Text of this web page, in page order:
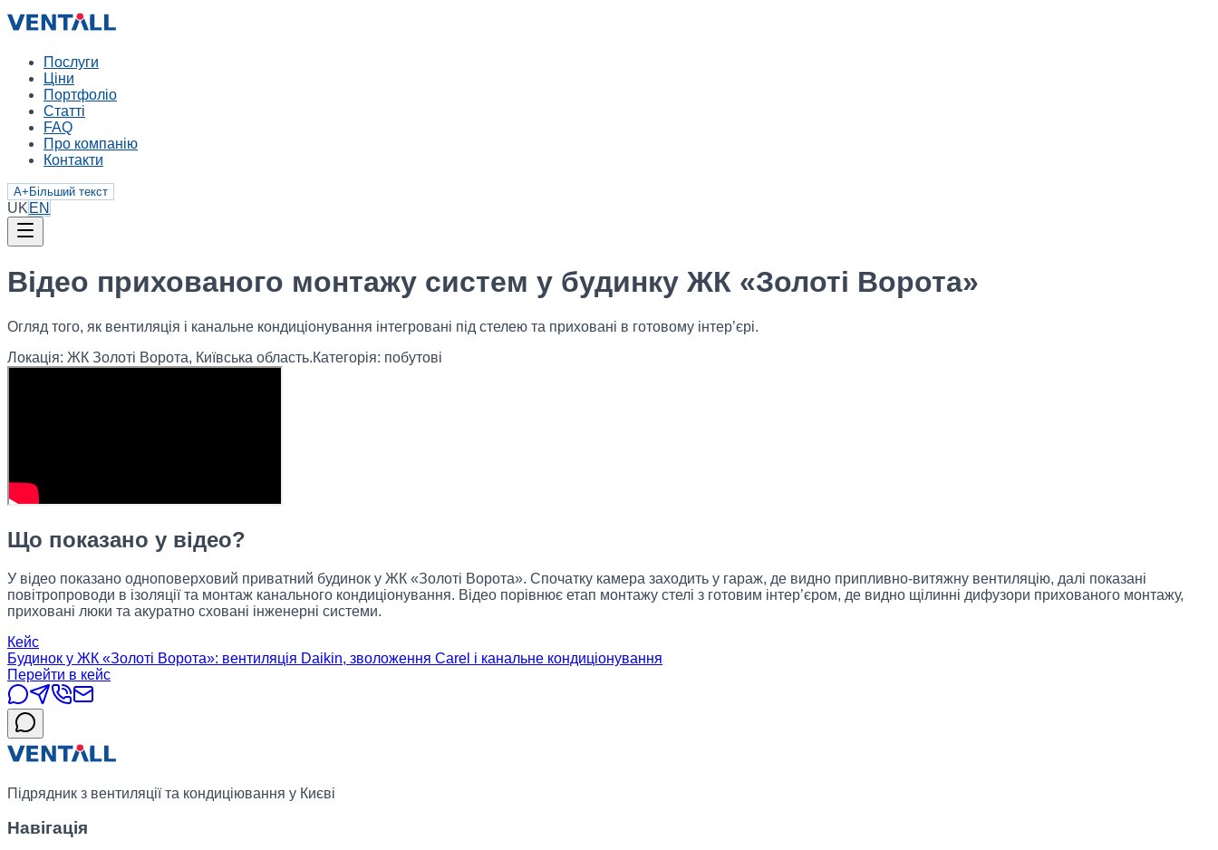
Послуги
Ціни
Портфоліо
Статті
FAQ
Про компанію
Контакти
A+ Більший текст
UK EN
Відео прихованого монтажу систем у будинку ЖК «Золоті Ворота»
Огляд того, як вентиляція і канальне кондиціонування інтегровані під стелею та приховані в готовому інтер’єрі.
Локація: ЖК Золоті Ворота, Київська область.Категорія: побутові
Що показано у відео?
У відео показано одноповерховий приватний будинок у ЖК «Золоті Ворота». Спочатку камера заходить у гараж, де видно припливно-витяжну вентиляцію, далі показані
повітропроводи в ізоляції та монтаж канального кондиціонування. Відео порівнює етап монтажу стелі з готовим інтер’єром, де видно щілинні дифузори прихованого монтажу,
приховані люки та акуратно сховані інженерні системи.
Кейс
Будинок у ЖК «Золоті Ворота»: вентиляція Daikin, зволоження Carel і канальне кондиціонування
Перейти в кейс
Підрядник з вентиляції та кондиціювання у Києві
Навігація